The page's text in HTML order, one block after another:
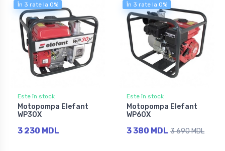
În 3 rate la 0%
Este în stock
Motopompa Elefant
WP30X
3 230 MDL
În 3 rate la 0%
Este în stock
Motopompa Elefant
WP60X
3 380 MDL 3 690 MDL